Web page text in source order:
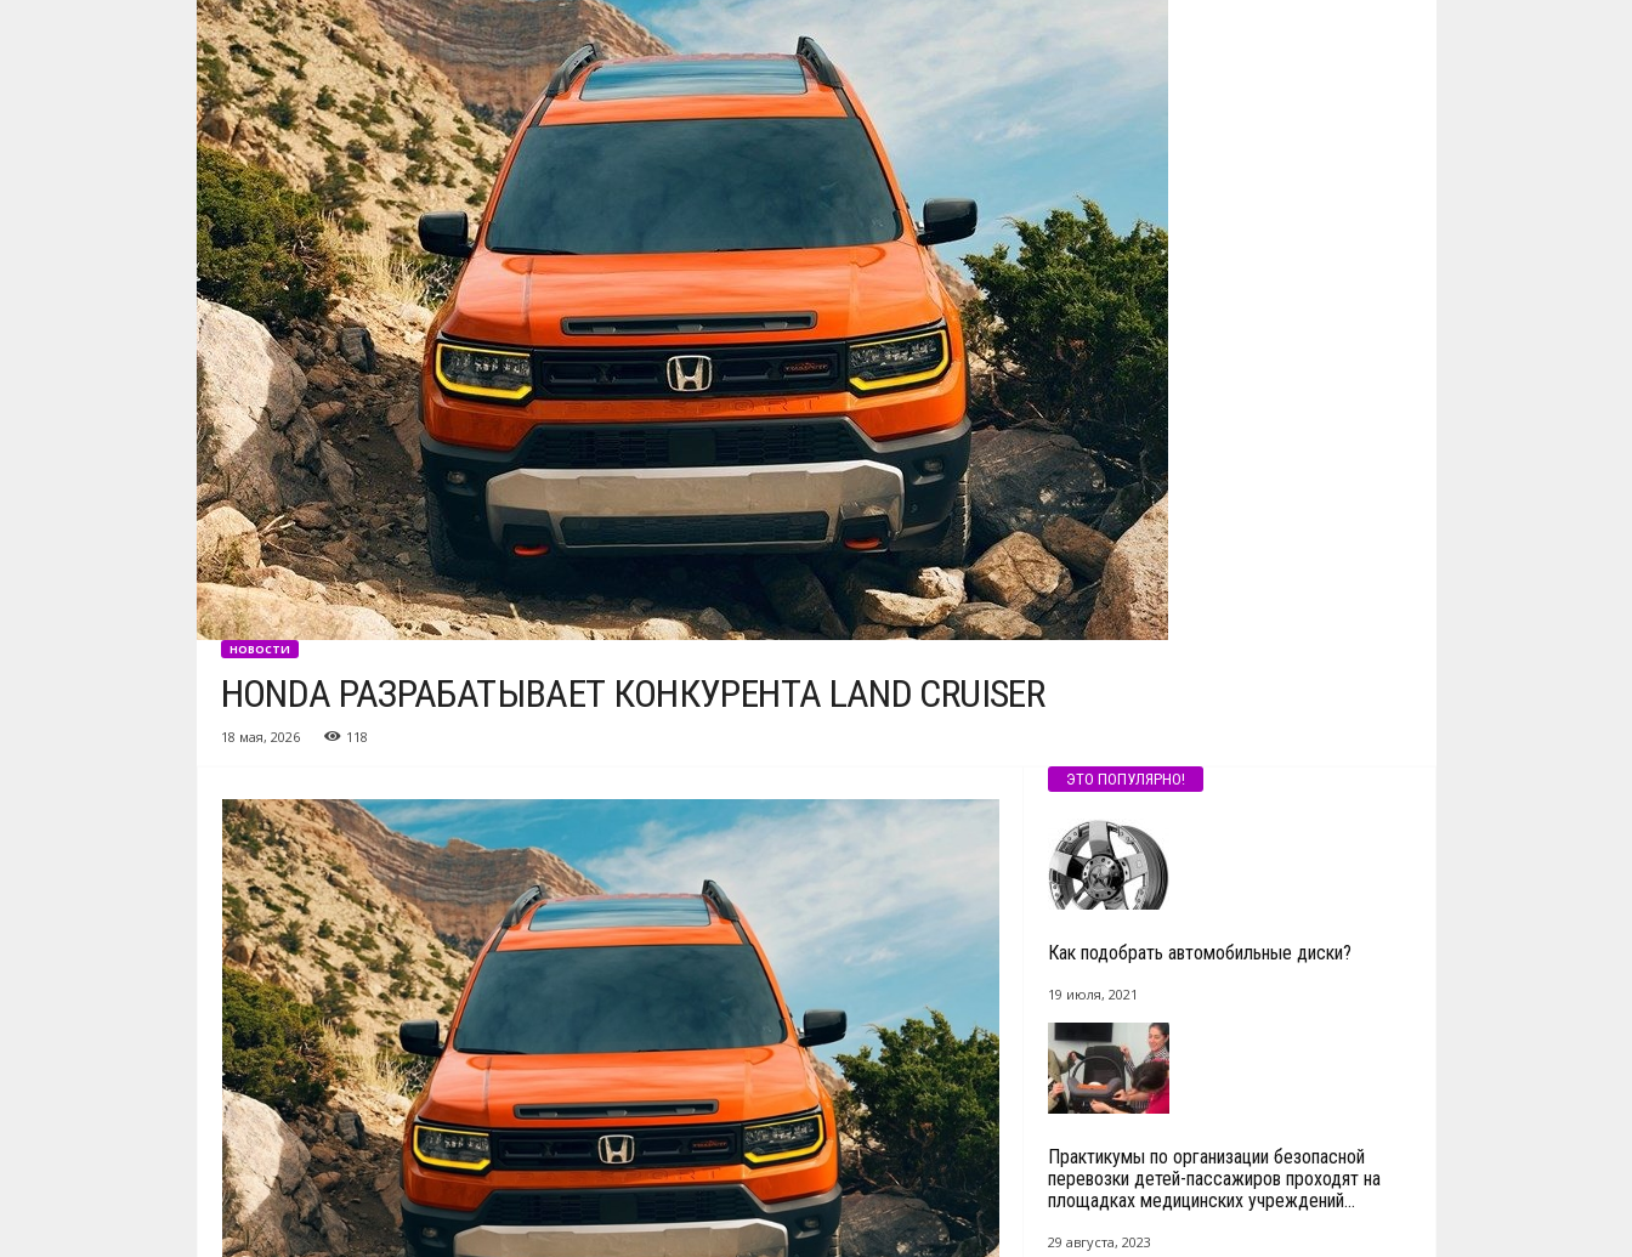
НОВОСТИ
HONDA РАЗРАБАТЫВАЕТ КОНКУРЕНТА LAND CRUISER
18 мая, 2026 118
ЭТО ПОПУЛЯРНО!
Как подобрать автомобильные диски?
19 июля, 2021
Практикумы по организации безопасной
перевозки детей-пассажиров проходят на
площадках медицинских учреждений...
29 августа, 2023